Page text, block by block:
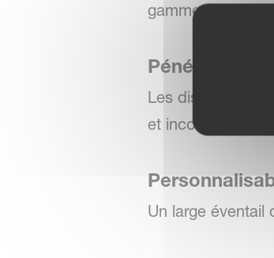
gamme de
Pénétration
Les disques
et incorporant
Un large éventail